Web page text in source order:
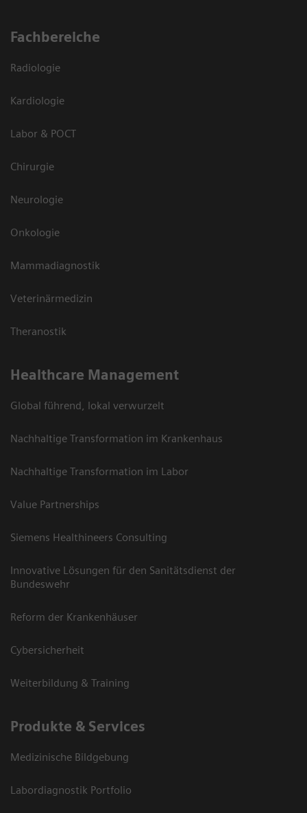
Fachbereiche
Radiologie
Kardiologie
Labor & POCT
Chirurgie
Neurologie
Onkologie
Mammadiagnostik
Veterinärmedizin
Theranostik
Healthcare Management
Global führend, lokal verwurzelt
Nachhaltige Transformation im Krankenhaus
Nachhaltige Transformation im Labor
Value Partnerships
Siemens Healthineers Consulting
Innovative Lösungen für den Sanitätsdienst der
Bundeswehr
Reform der Krankenhäuser
Cybersicherheit
Weiterbildung & Training
Produkte & Services
Medizinische Bildgebung
Labordiagnostik Portfolio